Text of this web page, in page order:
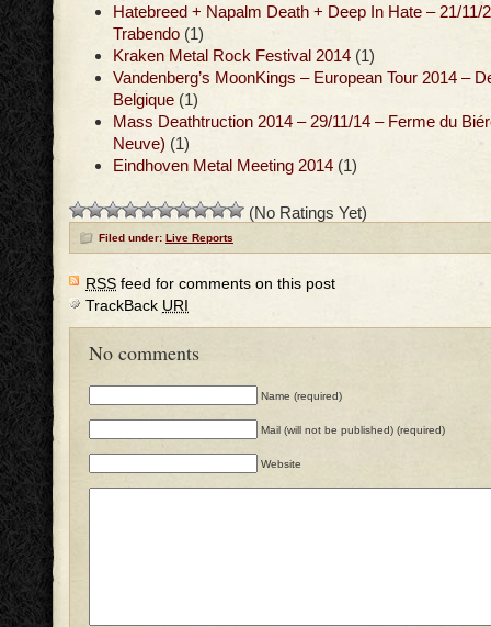
Hatebreed + Napalm Death + Deep In Hate – 21/11/
Trabendo (1)
Kraken Metal Rock Festival 2014 (1)
Vandenberg’s MoonKings – European Tour 2014 –
Belgique (1)
Mass Deathtruction 2014 – 29/11/14 – Ferme du
Neuve) (1)
Eindhoven Metal Meeting 2014 (1)
(No Ratings Yet)
Filed under: Live Reports
RSS feed for comments on this post
TrackBack URI
No comments
Name (required)
Mail (will not be published) (required)
Website